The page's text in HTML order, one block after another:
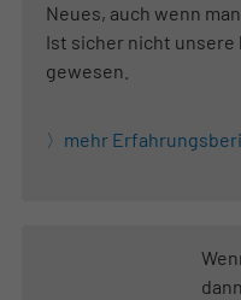
Neues, auch wenn
Ist sicher nicht
gewesen.
mehr